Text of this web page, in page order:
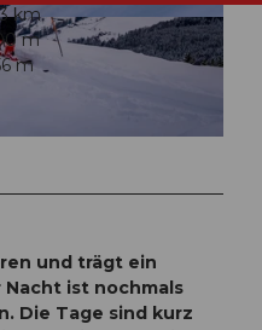
© Xaver Büeler, Schwyz Tourismus
km
m
m
und trägt ein
ist nochmals
Die Tage sind kurz